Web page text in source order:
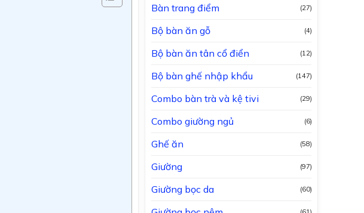
Bàn trang điểm (27)
Bộ bàn ăn gỗ (4)
Bộ bàn ăn tân cổ điển (12)
Bộ bàn ghế nhập khẩu (147)
Combo bàn trà và kệ tivi (29)
Combo giường ngủ (6)
Ghế ăn (58)
Giường (97)
Giường bọc da (60)